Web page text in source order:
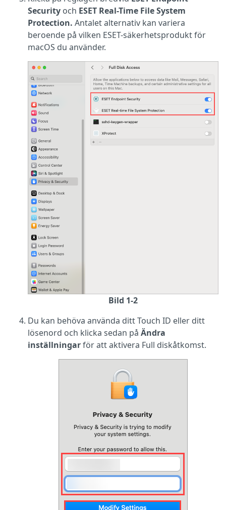
Security och ESET Real-Time File System
Protection. Antalet alternativ kan variera
beroende på vilken ESET-säkerhetsprodukt för
macOS du använder.
Bild 1-2
Du kan behöva använda ditt Touch ID eller ditt
lösenord och klicka sedan på Ändra
inställningarför att aktivera Full diskåtkomst.